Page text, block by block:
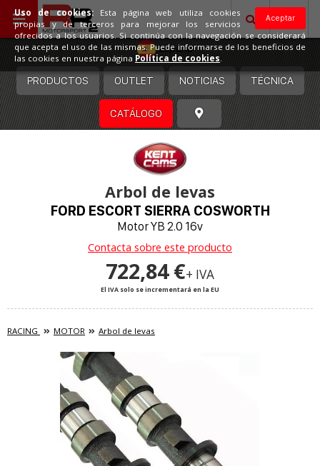
España
PRODUCTOS OUTLET NOTICIAS TÉCNICA
CATÁLOGO
Arbol de levas
FORD ESCORT SIERRA COSWORTH
Motor YB 2.0 16v
Contacta sobre este producto
722,84 €+ IVA
El IVA solo se incrementará en la EU
RACING MOTOR Arbol de levas
Aceptar
Uso de cookies:Esta página web utiliza cookies
propias y de terceros para mejorar los servicios
ofrecidos a los usuarios. Si continúa con la navegación se considerará
que acepta el uso de las mismas. Puede informarse de los beneficios de
las cookies en nuestra página Política de cookies.